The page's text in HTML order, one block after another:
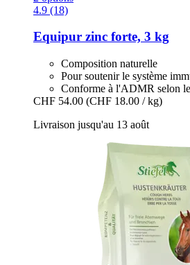
4.9 (18)
Equipur zinc forte, 3 kg
Composition naturelle
Pour soutenir le système
Conforme à l'ADMR selon
CHF 54.00 (CHF 18.00 / kg)
Livraison jusqu'au 13 août